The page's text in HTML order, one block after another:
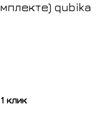
qubika
клик